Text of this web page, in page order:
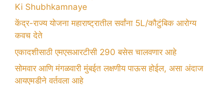
Ki Shubhkamnaye
केंद्र-राज्य योजना महाराष्ट्रातील सर्वांना 5L/कौटुंबिक आरोग्य
कवच देते
एकादशीसाठी एमएसआरटीसी 290 बसेस चालवणार आहे
सोमवार आणि मंगळवारी मुंबईत लक्षणीय पाऊस होईल, असा अंदाज
आयएमडीने वर्तवला आहे